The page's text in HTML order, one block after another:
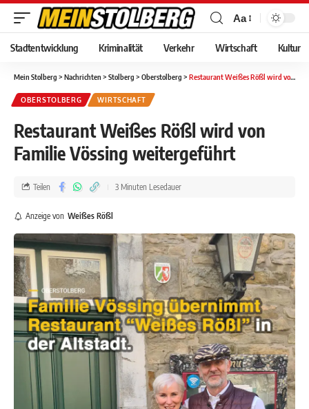
Aa
Stadtentwicklung Kriminalität Verkehr Wirtschaft Kultur
Mein Stolberg > Nachrichten > Stolberg > Oberstolberg > Restaurant Weißes Rößl wird von Familie Vössing weitergeführt
OBERSTOLBERG WIRTSCHAFT
Restaurant Weißes Rößl wird von
Familie Vössing weitergeführt
Anzeige von Weißes Rößl
Teilen 3 Minuten Lesedauer